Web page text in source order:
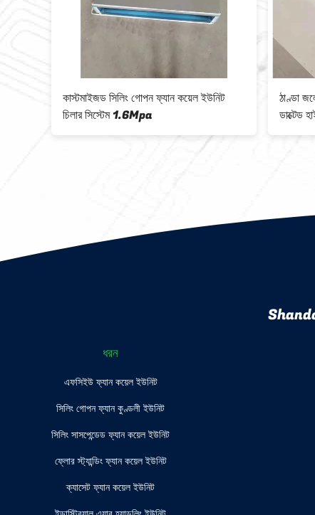
কাস্টমাইজড সিলিং গোপন ফ্যান কয়েল ইউনিট
চিলার সিস্টেম 1.6Mpa
ঠাণ্ডা
ডাক্টেড
ধরন
এফসিইউ ফ্যান কয়েল ইউনিট
সিলিং গোপন ফ্যান কুণ্ডলী ইউনিট
সিলিং সাসপেন্ডেড ফ্যান কয়েল ইউনিট
ফ্লোর স্ট্যান্ডিং ফ্যান কয়েল ইউনিট
ক্যাসেট ফ্যান কয়েল ইউনিট